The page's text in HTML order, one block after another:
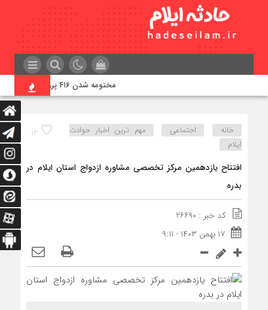
مختومه شدن ۴۱۶ پرونده در هیئت‌های صلح ایلام
۱۳ خانه اجتماعی
مهم ترین اخبار حوادث
ایلام
افتتاح یازدهمین مرکز تخصصی مشاوره ازدواج استان ایلام در
بدره
کد خبر : ۲۶۶۹۰
۱۷ بهمن ۱۴۰۳ - ۹:۱۱